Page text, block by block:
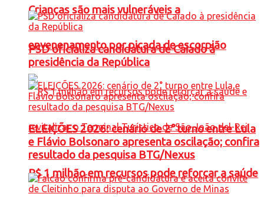
Crianças são mais vulneráveis a
envenenamento por picada de escorpião
R$ 1 milhão em recursos pode reforçar a saúde
PSD oficializa candidatura de Caiado à
presidência da República
ELEIÇÕES 2026: cenário de 2° turno entre Lula
e Flávio Bolsonaro apresenta oscilação; confira
resultado da pesquisa BTG/Nexus